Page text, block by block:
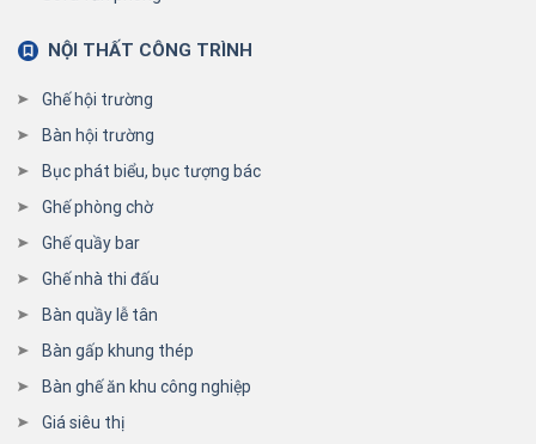
NỘI THẤT CÔNG TRÌNH
Ghế hội trường
Bàn hội trường
Bục phát biểu, bục tượng bác
Ghế phòng chờ
Ghế quầy bar
Ghế nhà thi đấu
Bàn quầy lễ tân
Bàn gấp khung thép
Bàn ghế ăn khu công nghiệp
Giá siêu thị